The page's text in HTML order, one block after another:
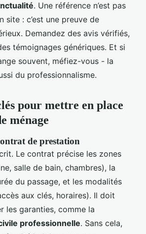
. Une référence n’est pas
site : c’est une preuve de
Demandez des avis vérifiés,
témoignages génériques. Et si
souvent, méfiez-vous - la
du professionnalisme.
pour mettre en place
ménage
de prestation
Le contrat précise les zones
salle de bain, chambres), la
du passage, et les modalités
aux clés, horaires). Il doit
les garanties, comme la
professionnelle. Sans cela,